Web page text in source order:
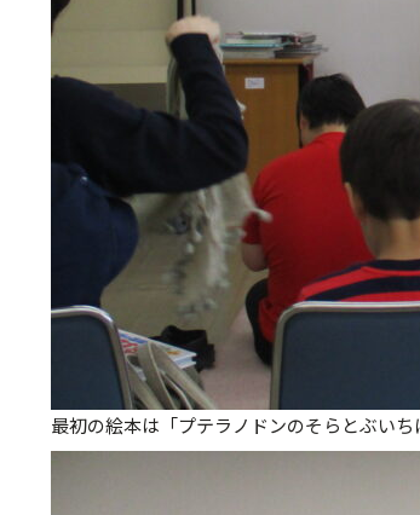
最初の絵本は「プテラノドンのそらとぶい